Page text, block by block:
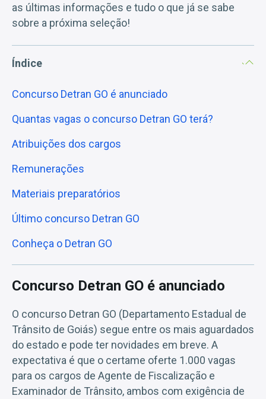
as últimas informações e tudo o que já se sabe
sobre a próxima seleção!
Índice
Concurso Detran GO é anunciado
Quantas vagas o concurso Detran GO terá?
Atribuições dos cargos
Remunerações
Materiais preparatórios
Último concurso Detran GO
Conheça o Detran GO
Concurso Detran GO é anunciado
O concurso Detran GO (Departamento Estadual de
Trânsito de Goiás) segue entre os mais aguardados
do estado e pode ter novidades em breve. A
expectativa é que o certame oferte 1.000 vagas
para os cargos de Agente de Fiscalização e
Examinador de Trânsito, ambos com exigência de